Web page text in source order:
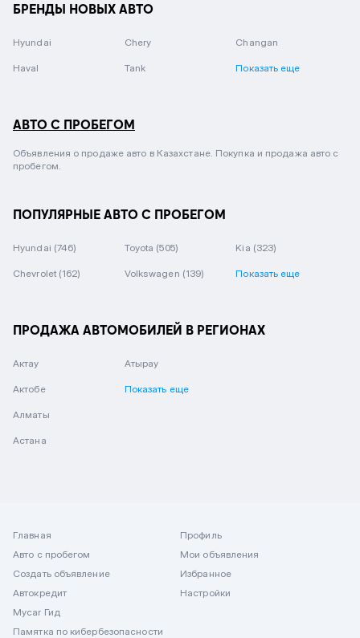
БРЕНДЫ НОВЫХ АВТО
Hyundai Chery Changan
Haval Tank Показать еще
АВТО С ПРОБЕГОМ
Объявления о продаже авто в Казахстане. Покупка и продажа авто с
пробегом.
ПОПУЛЯРНЫЕ АВТО С ПРОБЕГОМ
Hyundai (746) Toyota (505) Kia (323)
Chevrolet (162) Volkswagen (139) Показать еще
ПРОДАЖА АВТОМОБИЛЕЙ В РЕГИОНАХ
Актау
Актобе
Алматы
Астана
Атырау
Показать еще
Главная
Авто с пробегом
Создать объявление
Автокредит
Mycar Гид
Памятка по кибербезопасности
Профиль
Мои объявления
Избранное
Настройки